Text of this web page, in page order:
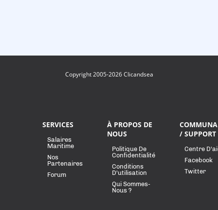
Copyright 2005-2026 Clicandsea
SERVICES
Salaires
Maritime
Nos
Partenaires
Forum
À PROPOS DE
NOUS
Politique De
Confidentialité
Conditions
D'utilisation
Qui Sommes-
Nous ?
/ SUPPORT
Centre
Facebook
Twitter